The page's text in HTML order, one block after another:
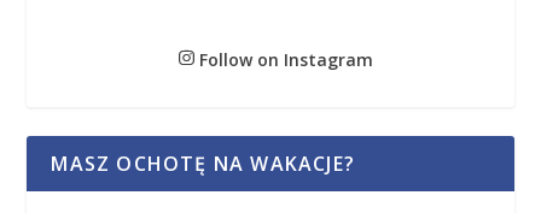
Follow on Instagram
MASZ OCHOTĘ NA WAKACJE?